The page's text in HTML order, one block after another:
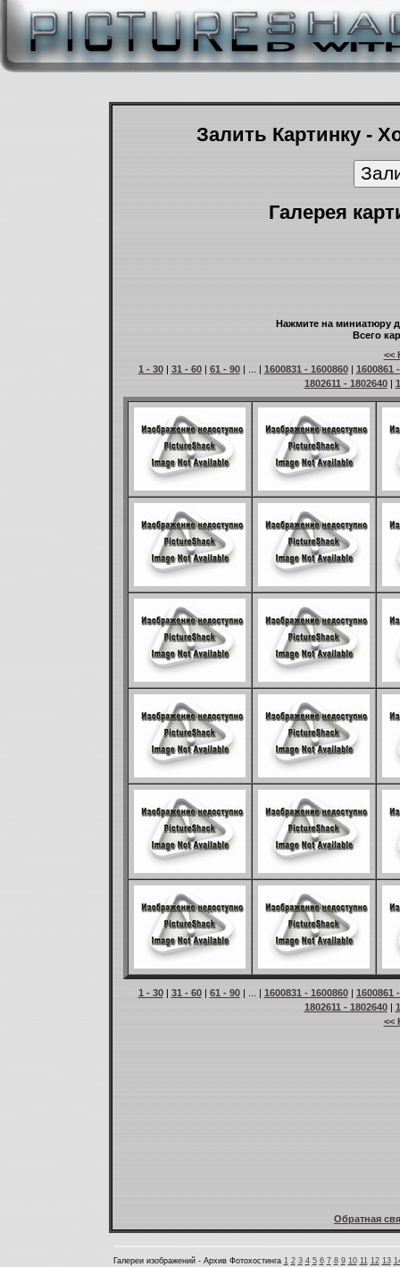
Залить Картинку -
Галерея
Нажмите на миниатюру
Всего
<<
1 - 30| 31 - 60| 61 - 90| ... | 1600831 - 1600860| 1600861
1802611 - 1802640|
1 - 30| 31 - 60| 61 - 90| ... | 1600831 - 1600860| 1600861
1802611 - 1802640|
<<
Обратная
Галереи изображений - Архив Фотохостинга 1 2 3 4 5 6 7 8 9 10 11 12 13